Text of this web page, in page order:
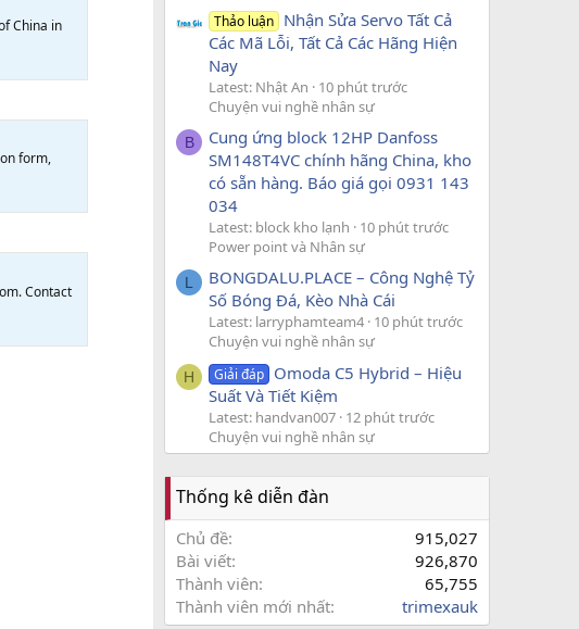
China in
form,
Contact
Thảo luận Nhận Sửa Servo Tất Cả
Các Mã Lỗi, Tất Cả Các Hãng Hiện
Nay
Latest: Nhật An
10 phút trước
Chuyện vui nghề nhân sự
B
Cung ứng block 12HP Danfoss
SM148T4VC chính hãng China, kho
có sẵn hàng. Báo giá gọi 0931 143
034
Latest: block kho lạnh
10 phút trước
Power point và Nhân sự
L
BONGDALU.PLACE – Công Nghệ Tỷ
Số Bóng Đá, Kèo Nhà Cái
Latest: larryphamteam4 10 phút trước
Chuyện vui nghề nhân sự
H Giải đáp Omoda C5 Hybrid – Hiệu
Suất Và Tiết Kiệm
Latest: handvan007 12 phút trước
Chuyện vui nghề nhân sự
Thống kê diễn đàn
Chủ đề
915,027
Bài viết
926,870
Thành viên
65,755
Thành viên mới nhất
trimexauk